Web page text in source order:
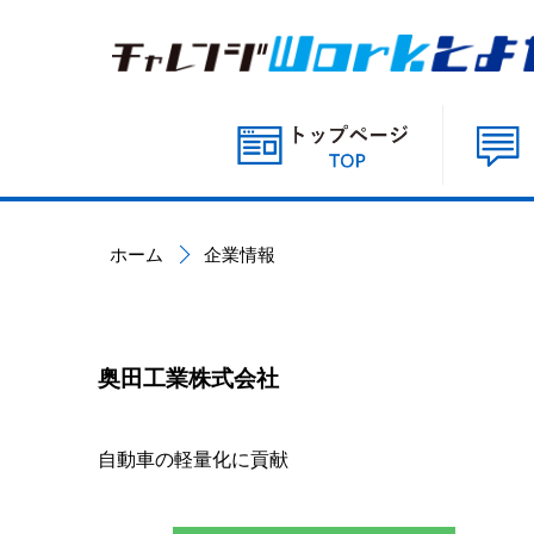
ホーム 企業情報
奥田工業株式会社
自動車の軽量化に貢献